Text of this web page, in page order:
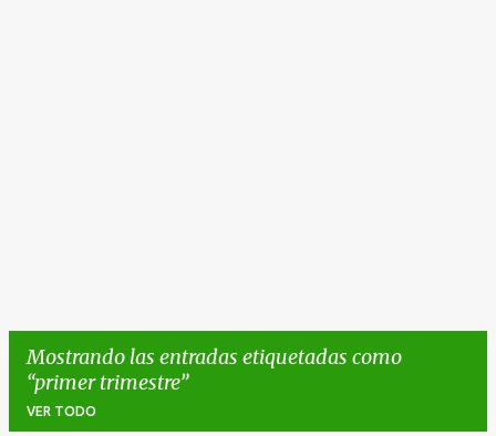
Mostrando las entradas etiquetadas como
primer trimestre
VER TODO